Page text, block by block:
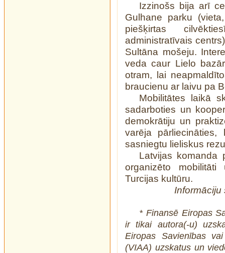
Izzinošs bija arī
Gulhane parku
piešķirtas
administratīvais
Sultāna mošeju.
veda caur Lielo
otram, lai
braucienu ar laivu pa
Mobilitātes laikā
sadarboties un
demokrātiju un
varēja
sasniegtu lieliskus
Latvijas komanda
organizēto
Turcijas kultūru.
Informāciju
* Finansē Eiropas
ir tikai autora(-u)
Eiropas Savienības
(VIAA) uzskatus un